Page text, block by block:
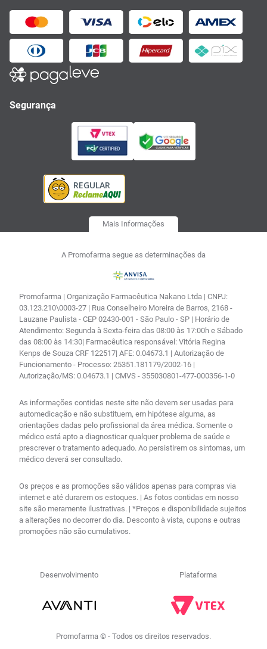
Segurança
Mais Informações
A Promofarma segue as determinações da
Promofarma | Organização Farmacêutica Nakano Ltda | CNPJ:
03.123.210\0003-27 | Rua Conselheiro Moreira de Barros, 2168 -
Lauzane Paulista - CEP 02430-001 - São Paulo - SP | Horário de
Atendimento: Segunda à Sexta-feira das 08:00 às 17:00h e Sábado
das 08:00 às 14:30| Farmacêutica responsável: Vitória Regina
Kenps de Souza CRF 122517| AFE: 0.04673.1 | Autorização de
Funcionamento - Processo: 25351.181179/2002-16 |
Autorização/MS: 0.04673.1 | CMVS - 355030801-477-000356-1-0
As informações contidas neste site não devem ser usadas para
automedicação e não substituem, em hipótese alguma, as
orientações dadas pelo profissional da área médica. Somente o
médico está apto a diagnosticar qualquer problema de saúde e
prescrever o tratamento adequado. Ao persistirem os sintomas, um
médico deverá ser consultado.
Os preços e as promoções são válidos apenas para compras via
internet e até durarem os estoques. | As fotos contidas em nosso
site são meramente ilustrativas. | *Preços e disponibilidade sujeitos
a alterações no decorrer do dia. Desconto à vista, cupons e outras
promoções não são cumulativos.
Desenvolvimento Plataforma
Promofarma © - Todos os direitos reservados.